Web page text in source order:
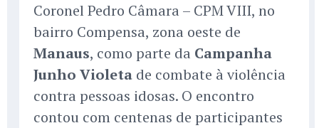
Coronel Pedro Câmara – CPM VIII, no
bairro Compensa, zona oeste de
Manaus, como parte da Campanha
Junho Violeta de combate à violência
contra pessoas idosas. O encontro
contou com centenas de participantes